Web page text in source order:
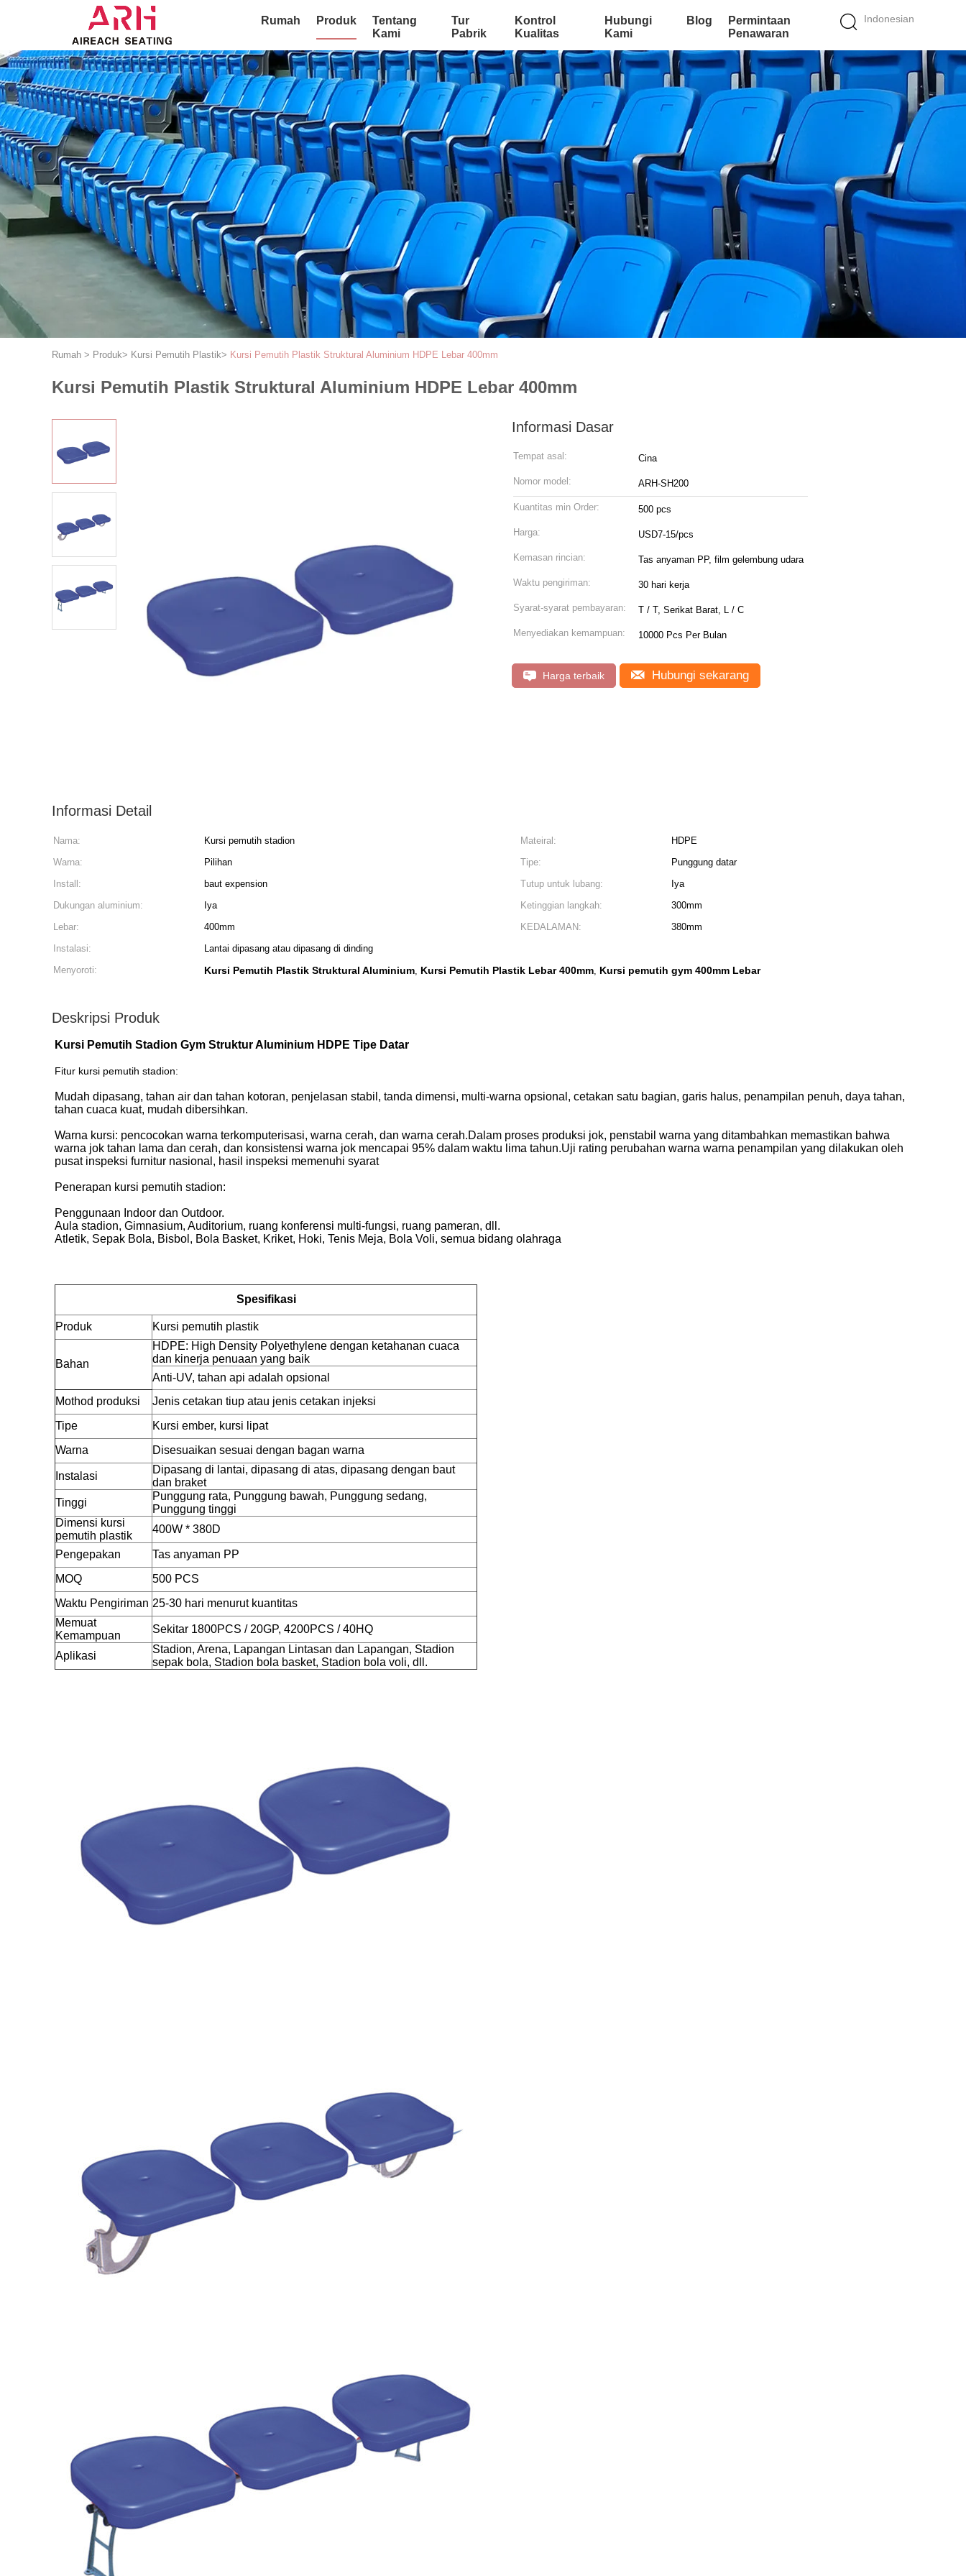
Indonesian
Rumah Produk
Tentang
Kami
Tur
Pabrik
Kontrol
Kualitas
Hubungi
Kami
Blog
Permintaan
Penawaran
Rumah > Produk> Kursi Pemutih Plastik> Kursi Pemutih Plastik Struktural Aluminium HDPE Lebar 400mm
Kursi Pemutih Plastik Struktural Aluminium HDPE Lebar 400mm
Informasi Dasar
Tempat asal: Cina
Nomor model: ARH-SH200
Kuantitas min Order: 500 pcs
Harga: USD7-15/pcs
Kemasan rincian: Tas anyaman PP, film gelembung udara
Waktu pengiriman: 30 hari kerja
Syarat-syarat pembayaran: T / T, Serikat Barat, L / C
Menyediakan kemampuan: 10000 Pcs Per Bulan
Harga terbaik Hubungi sekarang
Informasi Detail
Nama: Kursi pemutih stadion Mateiral:
HDPE
Warna:
Pilihan Tipe:
Punggung datar
Install:
baut expension Tutup untuk lubang:
Iya
Dukungan aluminium:
Iya Ketinggian langkah:
300mm
Lebar:
400mm KEDALAMAN:
380mm
Instalasi:
Lantai dipasang atau dipasang di dinding
Menyoroti:
Kursi Pemutih Plastik Struktural Aluminium, Kursi Pemutih Plastik Lebar 400mm, Kursi pemutih gym 400mm Lebar
Deskripsi Produk
Kursi Pemutih Stadion Gym Struktur Aluminium HDPE Tipe Datar
Fitur kursi pemutih stadion:
Mudah dipasang, tahan air dan tahan kotoran, penjelasan stabil, tanda dimensi, multi-warna opsional, cetakan satu bagian, garis halus, penampilan penuh, daya tahan,
tahan cuaca kuat, mudah dibersihkan.
Warna kursi: pencocokan warna terkomputerisasi, warna cerah, dan warna cerah.Dalam proses produksi jok, penstabil warna yang ditambahkan memastikan bahwa
warna jok tahan lama dan cerah, dan konsistensi warna jok mencapai 95% dalam waktu lima tahun.Uji rating perubahan warna warna penampilan yang dilakukan oleh
pusat inspeksi furnitur nasional, hasil inspeksi memenuhi syarat
Penerapan kursi pemutih stadion:
Penggunaan Indoor dan Outdoor.
Aula stadion, Gimnasium, Auditorium, ruang konferensi multi-fungsi, ruang pameran, dll.
Atletik, Sepak Bola, Bisbol, Bola Basket, Kriket, Hoki, Tenis Meja, Bola Voli, semua bidang olahraga
Spesifikasi
Produk Kursi pemutih plastik
Bahan
HDPE: High Density Polyethylene dengan ketahanan cuaca
dan kinerja penuaan yang baik
Anti-UV, tahan api adalah opsional
Mothod produksi
Jenis cetakan tiup atau jenis cetakan injeksi
Tipe
Kursi ember, kursi lipat
Warna
Disesuaikan sesuai dengan bagan warna
Instalasi
Dipasang di lantai, dipasang di atas, dipasang dengan baut
dan braket
Tinggi
Punggung rata, Punggung bawah, Punggung sedang,
Punggung tinggi
Dimensi kursi
pemutih plastik
400W * 380D
Pengepakan
Tas anyaman PP
MOQ
500 PCS
Waktu Pengiriman 25-30 hari menurut kuantitas
Memuat
Kemampuan
Sekitar 1800PCS / 20GP, 4200PCS / 40HQ
Aplikasi
Stadion, Arena, Lapangan Lintasan dan Lapangan, Stadion
sepak bola, Stadion bola basket, Stadion bola voli, dll.